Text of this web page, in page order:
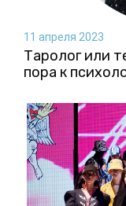
11 апреля 2023
Таролог или
пора к